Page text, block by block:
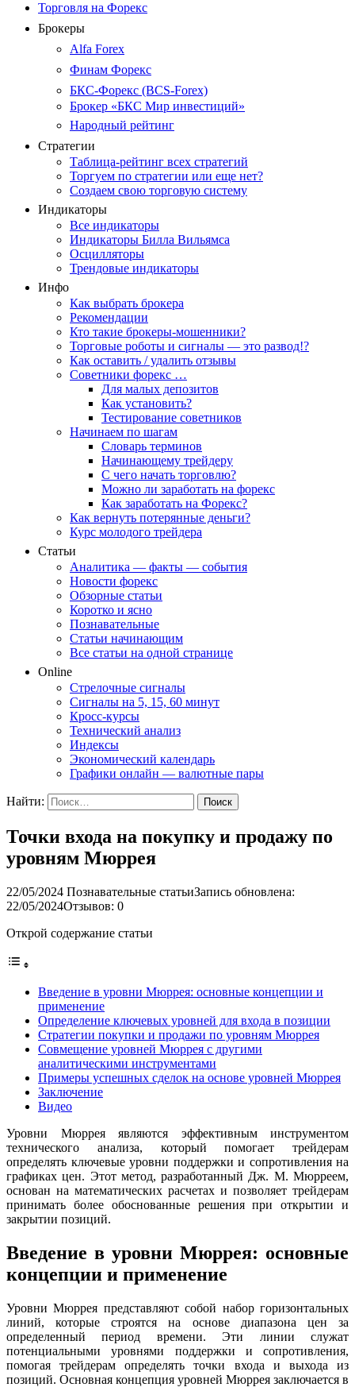
Торговля на Форекс
Брокеры
Alfa Forex
Финам Форекс
БКС-Форекс (BCS-Forex)
Брокер «БКС Мир инвестиций»
Народный рейтинг
Стратегии
Таблица-рейтинг всех стратегий
Торгуем по стратегии или еще нет?
Создаем свою торговую систему
Индикаторы
Все индикаторы
Индикаторы Билла Вильямса
Осцилляторы
Трендовые индикаторы
Инфо
Как выбрать брокера
Рекомендации
Кто такие брокеры-мошенники?
Торговые роботы и сигналы — это развод!?
Как оставить / удалить отзывы
Советники форекс …
Для малых депозитов
Как установить?
Тестирование советников
Начинаем по шагам
Словарь терминов
Начинающему трейдеру
С чего начать торговлю?
Можно ли заработать на форекс
Как заработать на Форекс?
Как вернуть потерянные деньги?
Курс молодого трейдера
Статьи
Аналитика — факты — события
Новости форекс
Обзорные статьи
Коротко и ясно
Познавательные
Статьи начинающим
Все статьи на одной странице
Online
Стрелочные сигналы
Сигналы на 5, 15, 60 минут
Кросс-курсы
Технический анализ
Индексы
Экономический календарь
Графики онлайн — валютные пары
Найти:
Точки входа на покупку и продажу по
уровням Мюррея
22/05/2024 Познавательные статьиЗапись обновлена:
22/05/2024Отзывов: 0
Открой содержание статьи
Введение в уровни Мюррея: основные концепции и
применение
Определение ключевых уровней для входа в позиции
Стратегии покупки и продажи по уровням Мюррея
Совмещение уровней Мюррея с другими
аналитическими инструментами
Примеры успешных сделок на основе уровней Мюррея
Заключение
Видео
Уровни Мюррея являются эффективным инструментом
технического анализа, который помогает трейдерам
определять ключевые уровни поддержки и сопротивления на
графиках цен. Этот метод, разработанный Дж. М. Мюрреем,
основан на математических расчетах и позволяет трейдерам
принимать более обоснованные решения при открытии и
закрытии позиций.
Введение в уровни Мюррея: основные
концепции и применение
Уровни Мюррея представляют собой набор горизонтальных
линий, которые строятся на основе диапазона цен за
определенный период времени. Эти линии служат
потенциальными уровнями поддержки и сопротивления,
помогая трейдерам определять точки входа и выхода из
позиций. Основная концепция уровней Мюррея заключается в